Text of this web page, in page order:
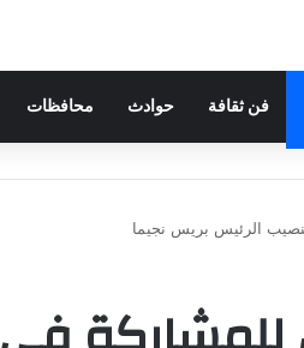
فن ثقافة حوادث محافظات
الرئيس بريس نجيما